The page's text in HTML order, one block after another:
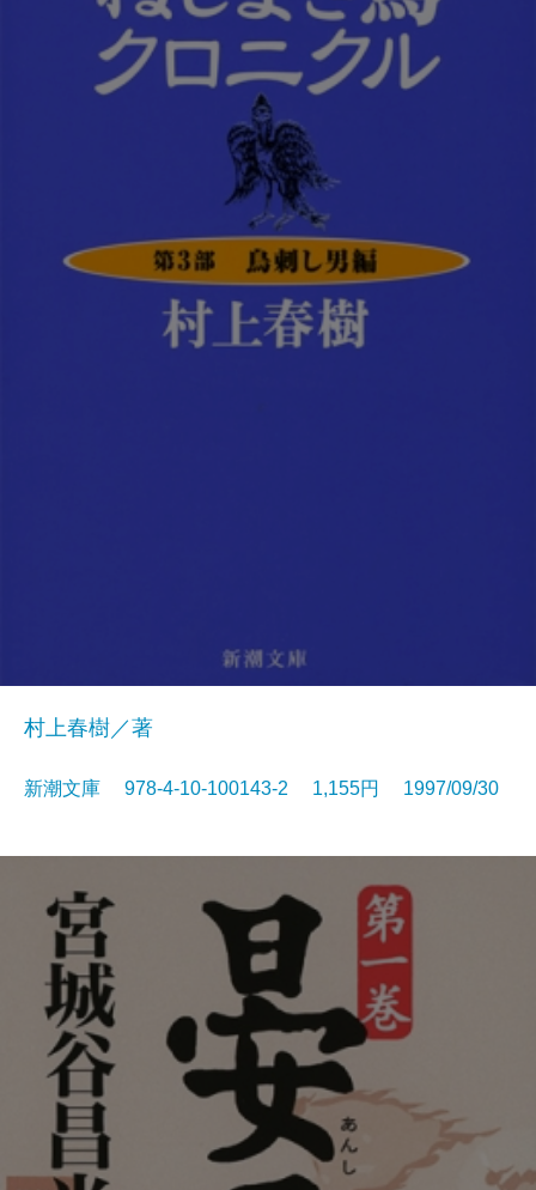
村上春樹／著
新潮文庫 978-4-10-100143-2 1,155円 1997/09/30